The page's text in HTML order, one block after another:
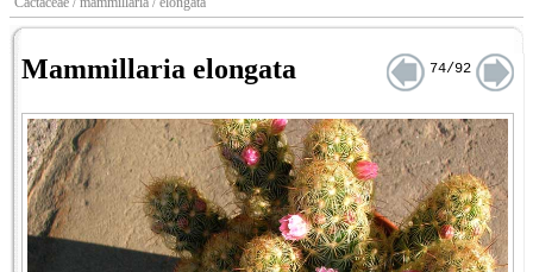
Mammillaria elongata 74/92